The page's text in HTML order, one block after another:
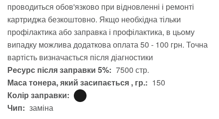
проводиться обов'язково при відновленні і ремонті
картриджа безкоштовно. Якщо необхідна тільки
профілактика або заправка і профілактика, в цьому
випадку можлива додаткова оплата 50 - 100 грн. Точна
вартість визначається після діагностики
Ресурс після заправки 5%: 7500 стр.
Маса тонера, який засипається , гр.: 150
Колір заправки:
Чип: заміна